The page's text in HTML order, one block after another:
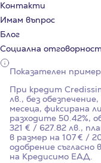
Контакти
Имам въпрос
Блог
Социална отговорност
Показателен
При кредит
лв., без
месеца, фиксирана
разходите 50.42%,
321 € / 627.82 лв.,
в размер на 107 € /
одобрение
на Кредисимо ЕАД.